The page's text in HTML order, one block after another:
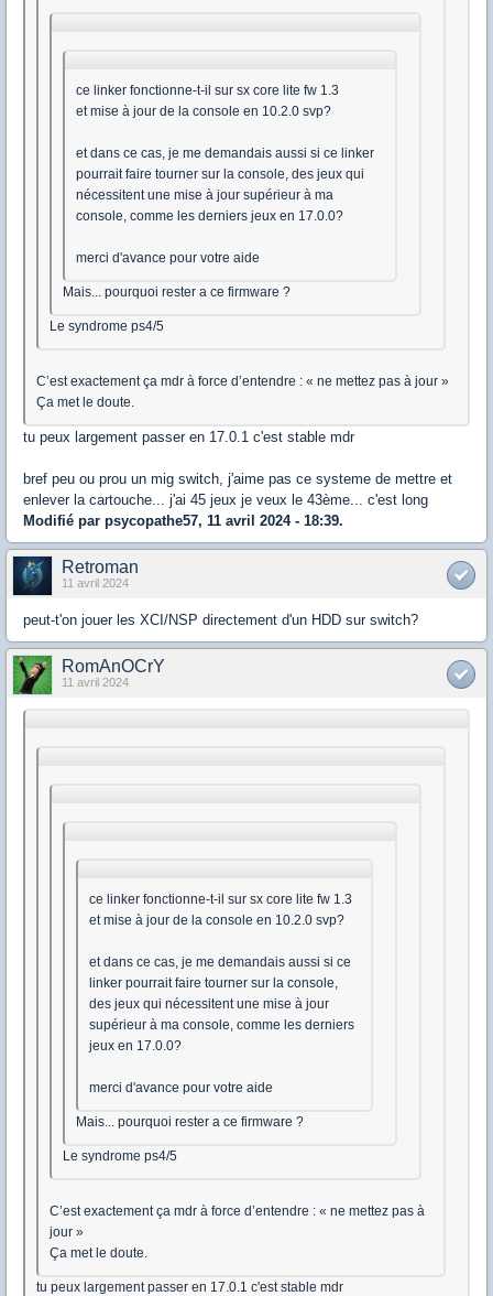
ce linker fonctionne-t-il sur sx core lite fw 1.3
et mise à jour de la console en 10.2.0 svp?
et dans ce cas, je me demandais aussi si ce linker
pourrait faire tourner sur la console, des jeux qui
nécessitent une mise à jour supérieur à ma
console, comme les derniers jeux en 17.0.0?
merci d'avance pour votre aide
Mais... pourquoi rester a ce firmware ?
Le syndrome ps4/5
C’est exactement ça mdr à force d’entendre : « ne mettez pas à jour »
Ça met le doute.
tu peux largement passer en 17.0.1 c'est stable mdr
bref peu ou prou un mig switch, j'aime pas ce systeme de mettre et
enlever la cartouche... j'ai 45 jeux je veux le 43ème... c'est long
Modifié par psycopathe57, 11 avril 2024 - 18:39.
Retroman
11 avril 2024
peut-t'on jouer les XCI/NSP directement d'un HDD sur switch?
RomAnOCrY
11 avril 2024
ce linker fonctionne-t-il sur sx core lite fw 1.3
et mise à jour de la console en 10.2.0 svp?
et dans ce cas, je me demandais aussi si ce
linker pourrait faire tourner sur la console,
des jeux qui nécessitent une mise à jour
supérieur à ma console, comme les derniers
jeux en 17.0.0?
merci d'avance pour votre aide
Mais... pourquoi rester a ce firmware ?
Le syndrome ps4/5
C’est exactement ça mdr à force d’entendre : « ne mettez pas à
jour »
Ça met le doute.
tu peux largement passer en 17.0.1 c'est stable mdr